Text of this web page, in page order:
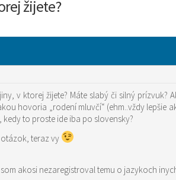
žijete?
v ktorej žijete? Máte slabý či silný
hovoria „rodení mluvčí“ (ehm..vždy lepšie
to proste ide iba po slovensky?
teraz vy
akosi nezaregistroval temu o jazykoch